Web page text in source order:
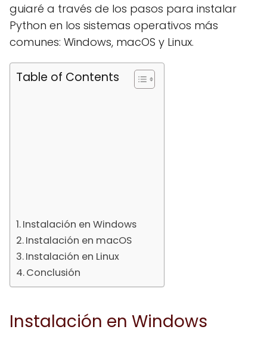
guiaré a través de los pasos para instalar
Python en los sistemas operativos más
comunes: Windows, macOS y Linux.
Table of Contents
Instalación en Windows
Instalación en macOS
Instalación en Linux
Conclusión
Instalación en Windows